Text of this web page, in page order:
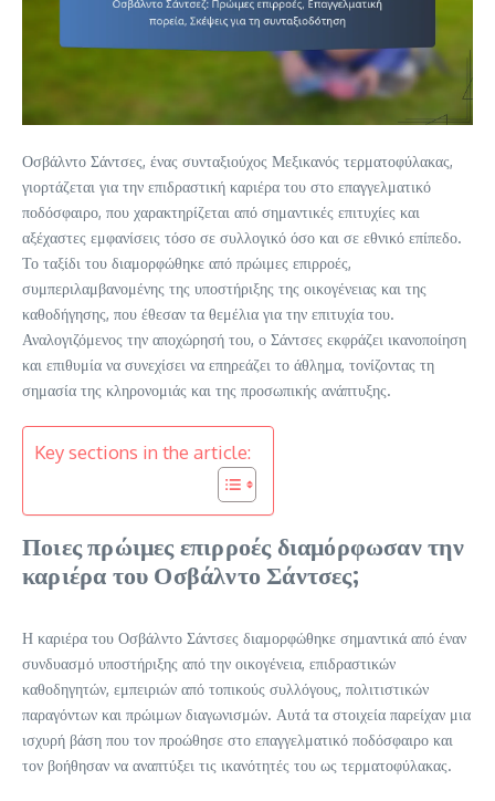
Οσβάλντο Σάντσες, ένας συνταξιούχος Μεξικανός τερματοφύλακας,
γιορτάζεται για την επιδραστική καριέρα του στο επαγγελματικό
ποδόσφαιρο, που χαρακτηρίζεται από σημαντικές επιτυχίες και
αξέχαστες εμφανίσεις τόσο σε συλλογικό όσο και σε εθνικό επίπεδο.
Το ταξίδι του διαμορφώθηκε από πρώιμες επιρροές,
συμπεριλαμβανομένης της υποστήριξης της οικογένειας και της
καθοδήγησης, που έθεσαν τα θεμέλια για την επιτυχία του.
Αναλογιζόμενος την αποχώρησή του, ο Σάντσες εκφράζει ικανοποίηση
και επιθυμία να συνεχίσει να επηρεάζει το άθλημα, τονίζοντας τη
σημασία της κληρονομιάς και της προσωπικής ανάπτυξης.
Key sections in the article:
Ποιες πρώιμες επιρροές διαμόρφωσαν την
καριέρα του Οσβάλντο Σάντσες;
Η καριέρα του Οσβάλντο Σάντσες διαμορφώθηκε σημαντικά από έναν
συνδυασμό υποστήριξης από την οικογένεια, επιδραστικών
καθοδηγητών, εμπειριών από τοπικούς συλλόγους, πολιτιστικών
παραγόντων και πρώιμων διαγωνισμών. Αυτά τα στοιχεία παρείχαν μια
ισχυρή βάση που τον προώθησε στο επαγγελματικό ποδόσφαιρο και
τον βοήθησαν να αναπτύξει τις ικανότητές του ως τερματοφύλακας.